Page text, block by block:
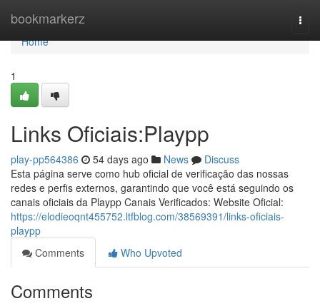
bookmarkerz
Home
Home
1
Links Oficiais:Playpp
play-pp564386 54 days ago News
Discuss
Esta página serve como hub oficial de verificação das nossas
redes e perfis externos, garantindo que você está seguindo os
canais oficiais da Playpp Canais Verificados: Website Oficial:
https://elodieoqnt455752.ltfblog.com/38569391/links-oficiais-
playpp
Comments
Who Upvoted
Comments